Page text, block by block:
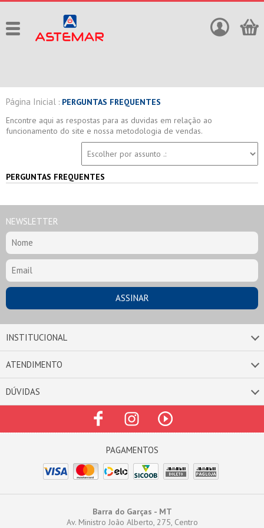
Página Inicial : PERGUNTAS FREQUENTES
Encontre aqui as respostas para as duvidas em relação ao
funcionamento do site e nossa metodologia de vendas.
PERGUNTAS FREQUENTES
NEWSLETTER
INSTITUCIONAL
ATENDIMENTO
DÚVIDAS
Barra do Garças - MT
Av. Ministro João Alberto, 275, Centro